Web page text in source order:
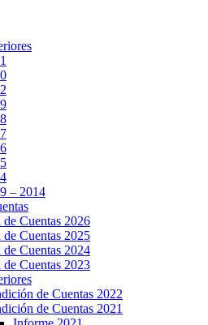
– 2014
Cuentas 2026
Cuentas 2025
Cuentas 2024
Cuentas 2023
de Cuentas 2022
de Cuentas 2021